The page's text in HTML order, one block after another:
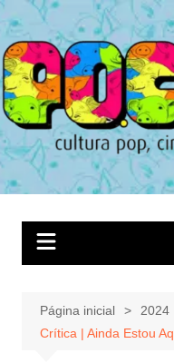
Ir
para
o
conteúdo
Página inicial 2024
Crítica | Ainda Estou